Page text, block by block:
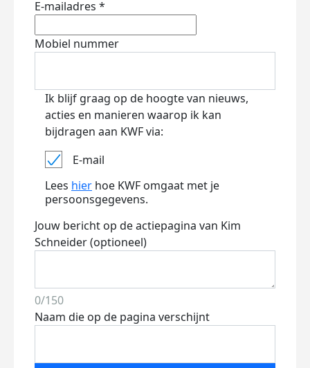
E-mailadres *
Mobiel nummer
Ik blijf graag op de hoogte van nieuws,
acties en manieren waarop ik kan
bijdragen aan KWF via:
E-mail
Lees hier hoe KWF omgaat met je
persoonsgegevens.
Jouw bericht op de actiepagina van Kim
Schneider (optioneel)
0/150
Naam die op de pagina verschijnt